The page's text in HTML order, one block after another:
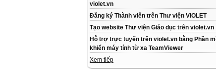
violet.vn
Đăng ký Thành viên trên Thư viện ViOLET
Tạo website Thư viện Giáo dục trên violet.vn
Hỗ trợ trực tuyến trên violet.vn bằng Phần
khiển máy tính từ xa TeamViewer
Xem tiếp